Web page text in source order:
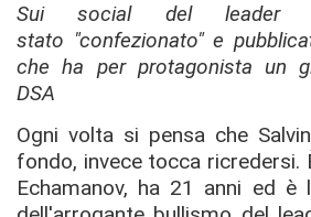
Sui social del leader
stato "confezionato" e
che ha per protagonista un
DSA
Ogni volta si pensa che
fondo, invece tocca ricredersi.
Echamanov, ha 21 anni ed è